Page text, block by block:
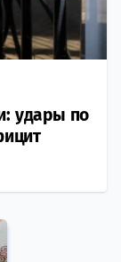
удары по